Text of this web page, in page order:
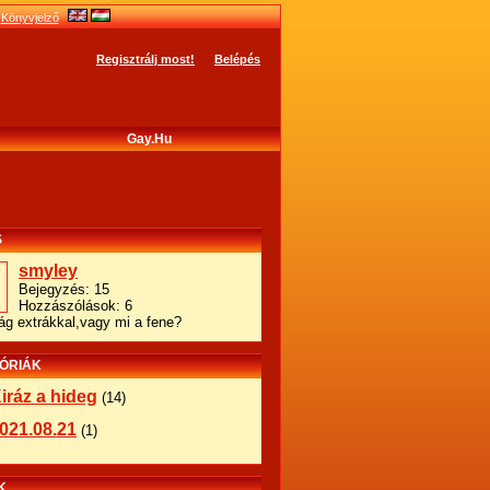
Könyvjelző
Regisztrálj most! Belépés
Gay.hu
smyley
Bejegyzés: 15
Hozzászólások: 6
extrákkal,vagy mi a fene?
a hideg (14)
(1)